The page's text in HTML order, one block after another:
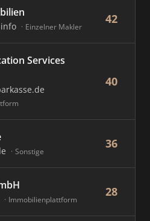
Einzelner Makler
42
Services
40
Sonstige
36
Immobilienplattform
28